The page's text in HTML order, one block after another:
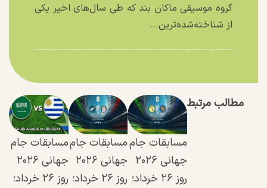
گروه موسیقی ماکان بند که طی سال‌های اخیر یکی
از شناخته‌شده‌ترین...
مطالب مرتبط
مسابقات جام
جهانی ۲۰۲۶
روز ۲۶ خرداد؛
مسابقات جام
جهانی ۲۰۲۶
روز ۲۶ خرداد؛
مسابقات جام
جهانی ۲۰۲۶
روز ۲۶ خرداد؛